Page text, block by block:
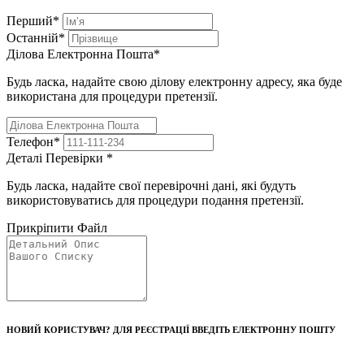
Перший*
Останній*
Ділова Електронна Пошта*
Будь ласка, надайте свою ділову електронну адресу, яка буде
використана для процедури претензії.
Телефон*
Деталі Перевірки *
Будь ласка, надайте свої перевірочні дані, які будуть
використовуватись для процедури подання претензії.
Прикріпити Файл
НОВИЙ КОРИСТУВАЧ? ДЛЯ РЕЄСТРАЦІЇ ВВЕДІТЬ ЕЛЕКТРОННУ ПОШТУ